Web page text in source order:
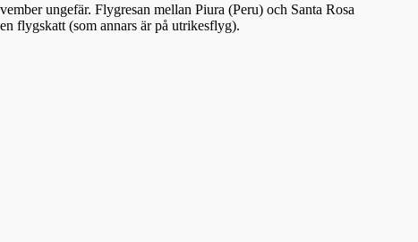
ungefär. Flygresan mellan Piura (Peru) och Santa Rosa
flygskatt (som annars är på utrikesflyg).